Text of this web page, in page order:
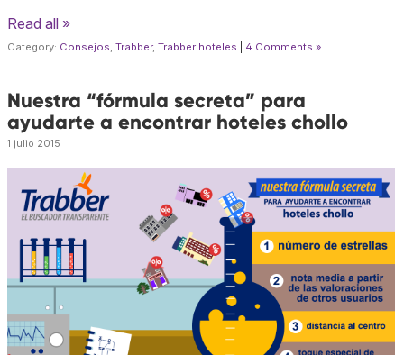
Read all »
Category: Consejos, Trabber, Trabber hoteles 4 Comments »
Nuestra “fórmula secreta” para
ayudarte a encontrar hoteles chollo
1 julio 2015